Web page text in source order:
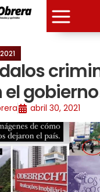
el
abril 30, 2021